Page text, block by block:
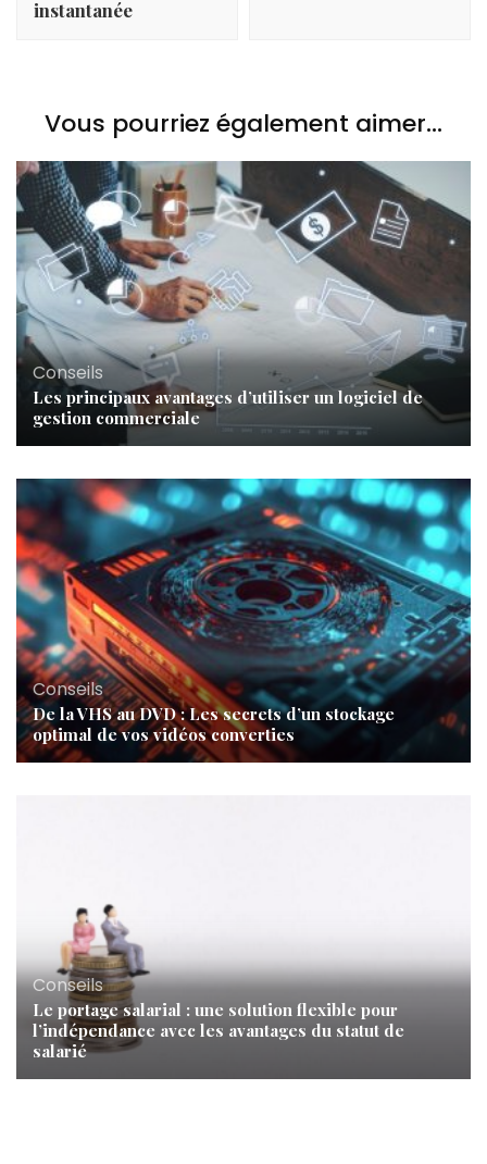
instantanée
Vous pourriez également aimer...
Conseils
Les principaux avantages d’utiliser un logiciel de
gestion commerciale
Conseils
De la VHS au DVD : Les secrets d’un stockage
optimal de vos vidéos converties
Conseils
Le portage salarial : une solution flexible pour
l’indépendance avec les avantages du statut de
salarié